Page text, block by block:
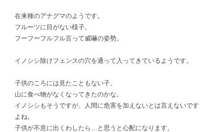
在来種のアナグマのようです。
フルーツに目がない様子。
フーフーフルフル言って威嚇の姿勢。
イノシシ除けフェンスの穴を通って入ってきているようです。
子供のころには見たこともない子。
山に食べ物がなくなってきたのかな。
イノシシもそうですが、人間に危害を加えないとは言えないです
よね。
子供が不意に出くわしたら…と思うと心配になります。